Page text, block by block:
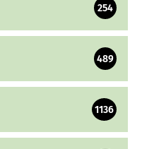
254
489
1136